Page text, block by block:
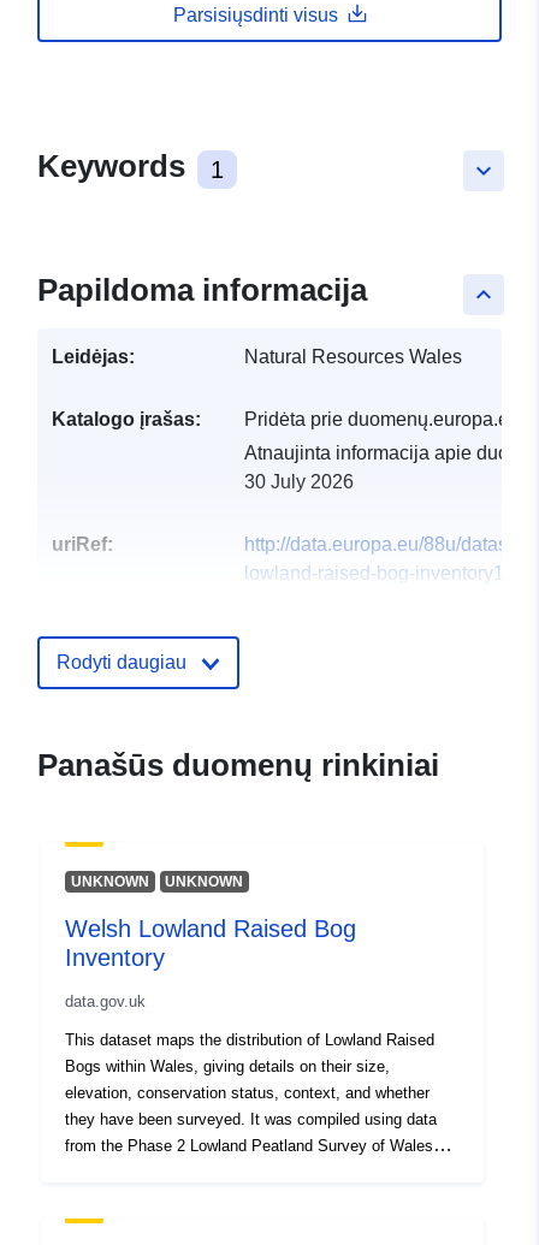
Parsisiųsdinti visus
keyboard_arrow_down
Keywords 1
keyboard_arrow_up
Papildoma informacija
Leidėjas: Natural Resources Wales
Katalogo įrašas: Pridėta prie duomenų.europa.eu:
Atnaujinta informacija apie
30 July 2026
uriRef:
http://data.europa.eu/88u/dataset/
lowland-raised-bog-inventory1
Rodyti daugiau
Panašūs duomenų rinkiniai
UNKNOWN UNKNOWN
Welsh Lowland Raised Bog
Inventory
data.gov.uk
This dataset maps the distribution of Lowland Raised
Bogs within Wales, giving details on their size,
elevation, conservation status, context, and whether
they have been surveyed. It was compiled using data
from the Phase 2 Lowland Peatland Survey of Wales